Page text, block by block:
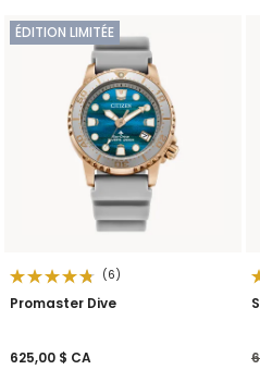
ÉDITION LIMITÉE
(6)
Promaster Dive
625,00 $ CA